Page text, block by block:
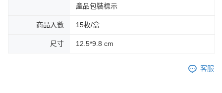
產品包裝標示
商品入數 15枚/盒
尺寸 12.5*9.8 cm
客服